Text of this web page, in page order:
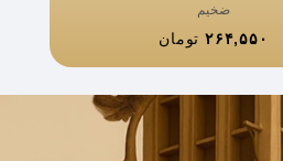
ضخیم
۲۶۴,۵۵۰ تومان